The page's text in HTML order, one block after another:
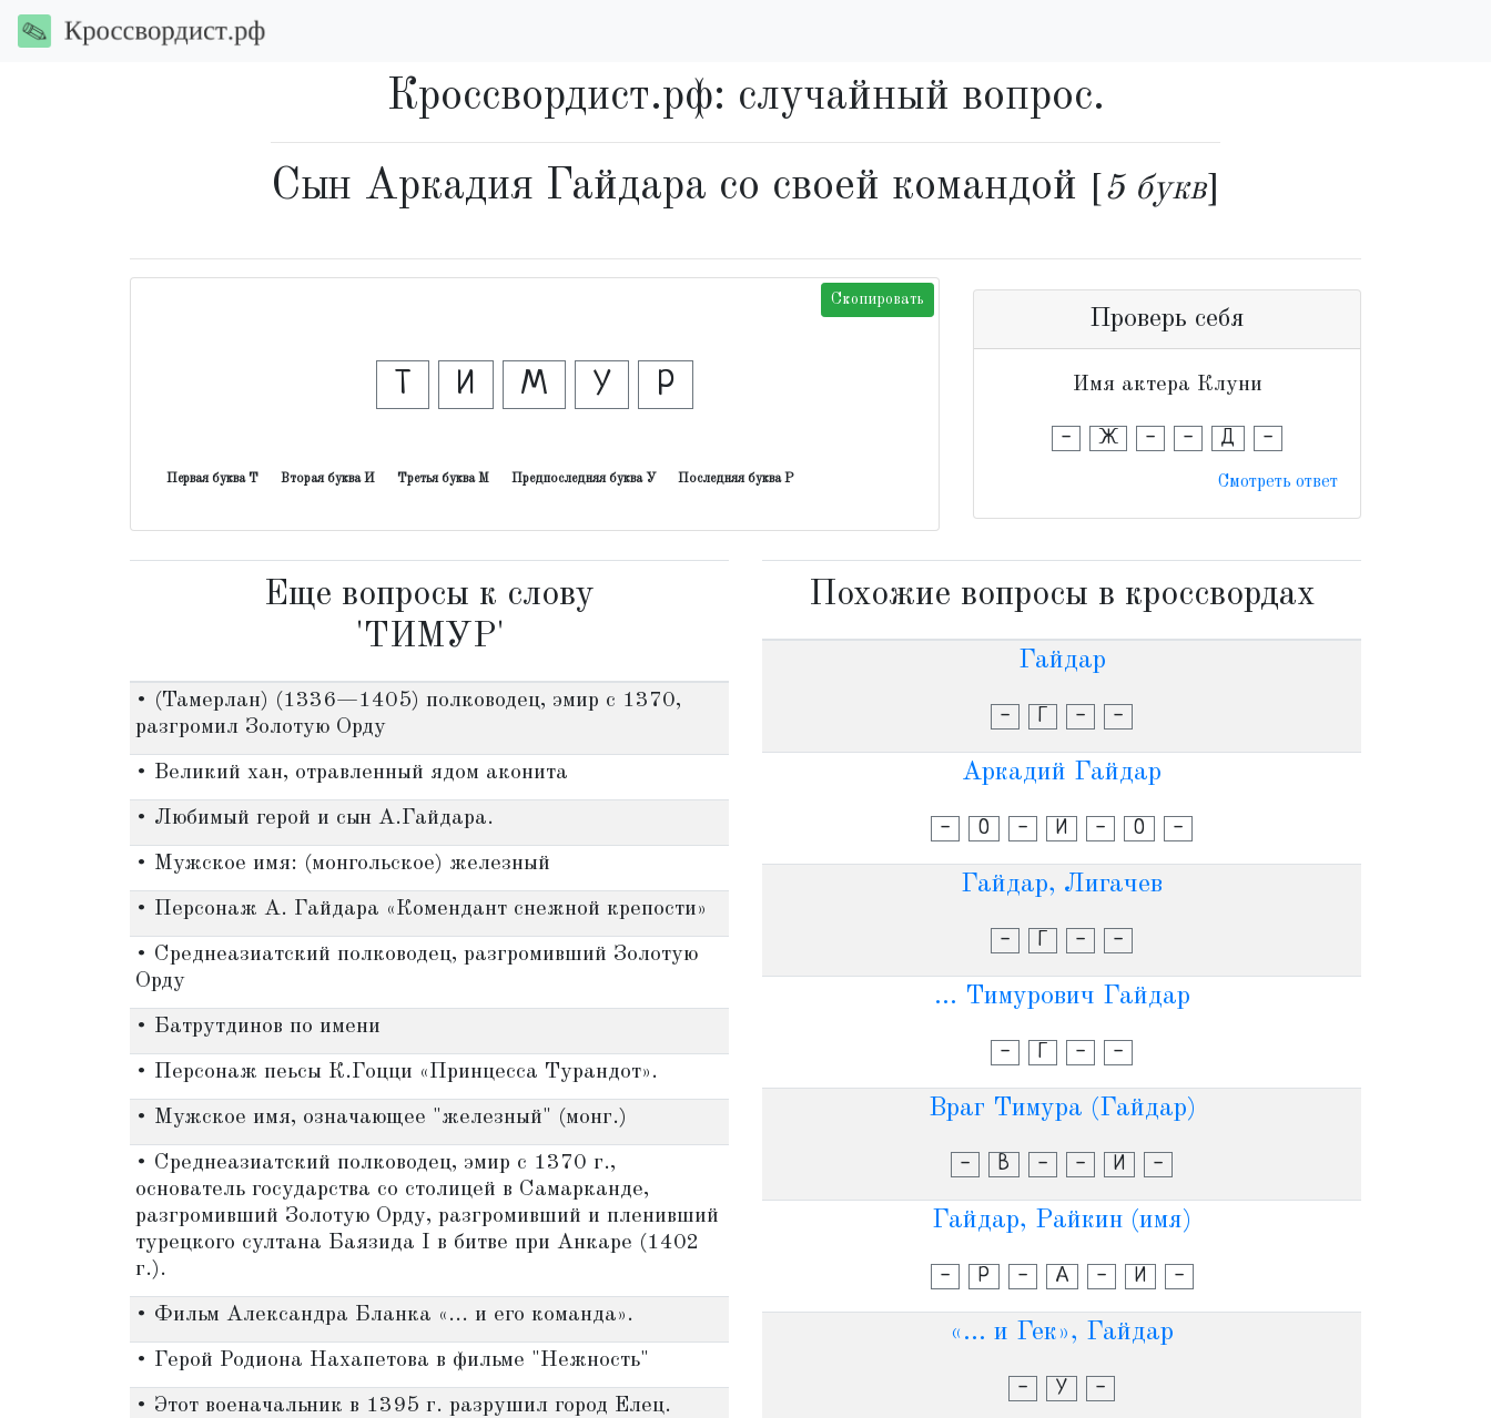
Кроссвордист.рф: случайный вопрос.
Сын Аркадия Гайдара со своей командой 5 букв]
Скопировать
Т И М У Р
Первая буква Т Вторая буква И Третья буква М Предпоследняя буква У Последняя буква Р
Проверь себя
Имя актера Клуни
- Ж - - Д -
Смотреть ответ
Еще вопросы к слову
'ТИМУР'
• (Тамерлан) (1336—1405) полководец, эмир с 1370,
разгромил Золотую Орду
• Великий хан, отравленный ядом аконита
• Любимый герой и сын А.Гайдара.
• Мужское имя: (монгольское) железный
• Персонаж А. Гайдара «Комендант снежной крепости»
• Среднеазиатский полководец, разгромивший Золотую
Орду
• Батрутдинов по имени
• Персонаж пеьсы К.Гоцци «Принцесса Турандот».
• Мужское имя, означающее "железный" (монг.)
• Среднеазиатский полководец, эмир с 1370 г.,
основатель государства со столицей в Самарканде,
разгромивший Золотую Орду, разгромивший и пленивший
турецкого султана Баязида I в битве при Анкаре (1402
г.).
• Фильм Александра Бланка «... и его команда».
• Герой Родиона Нахапетова в фильме "Нежность"
• Этот военачальник в 1395 г. разрушил город Елец.
Похожие вопросы в кроссвордах
Гайдар
- Г - -
Аркадий Гайдар
- О - И - О -
Гайдар, Лигачев
- Г - -
... Тимурович Гайдар
- Г - -
Враг Тимура (Гайдар)
- В - - И -
Гайдар, Райкин (имя)
- Р - А - И -
«... и Гек», Гайдар
- У -